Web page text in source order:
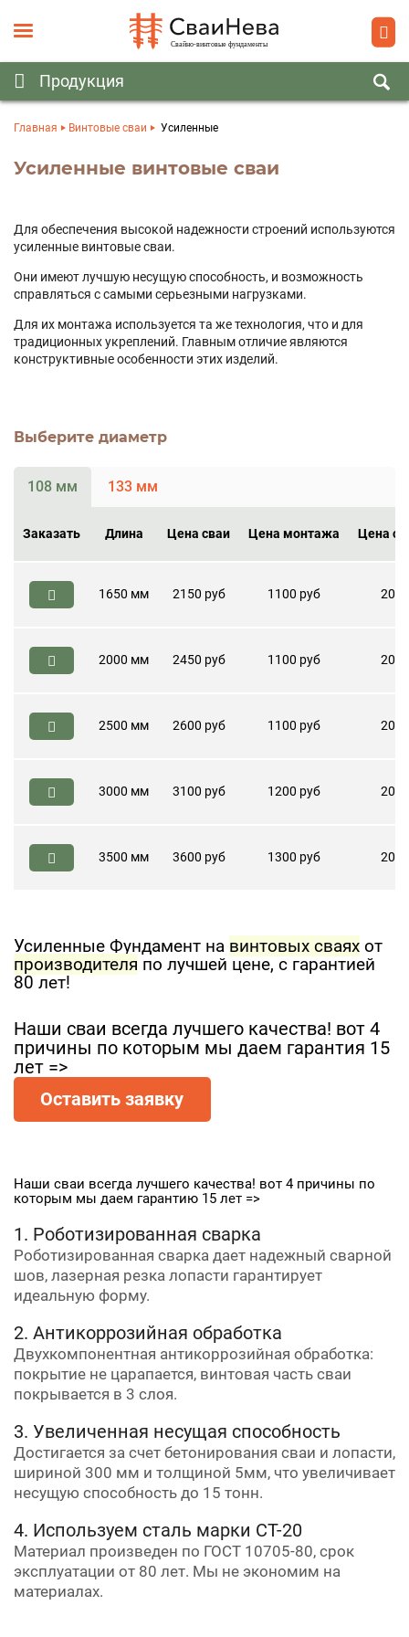
Главная Винтовые сваи Усиленные
Усиленные винтовые сваи
Для обеспечения высокой надежности строений используются
усиленные винтовые сваи.
Они имеют лучшую несущую способность, и возможность
справляться с самыми серьезными нагрузками.
Для их монтажа используется та же технология, что и для
традиционных укреплений. Главным отличие являются
конструктивные особенности этих изделий.
Выберите диаметр
108 мм 133 мм
Заказать Длина Цена сваи Цена монтажа Цена
1650 мм 2150 руб 1100 руб 200
2000 мм 2450 руб 1100 руб 200
2500 мм 2600 руб 1100 руб 200
3000 мм 3100 руб 1200 руб 200
3500 мм 3600 руб 1300 руб 200
Усиленные Фундамент на винтовых сваях от
производителя по лучшей цене, с гарантией
80 лет!
Наши сваи всегда лучшего качества! вот 4
причины по которым мы даем гарантия 15
лет =>
Оставить заявку
Наши сваи всегда лучшего качества! вот 4 причины по
которым мы даем гарантию 15 лет =>
1. Роботизированная сварка
Роботизированная сварка дает надежный сварной
шов, лазерная резка лопасти гарантирует
идеальную форму.
2. Антикоррозийная обработка
Двухкомпонентная антикоррозийная обработка:
покрытие не царапается, винтовая часть сваи
покрывается в 3 слоя.
3. Увеличенная несущая способность
Достигается за счет бетонирования сваи и лопасти,
шириной 300 мм и толщиной 5мм, что увеличивает
несущую способность до 15 тонн.
4. Используем сталь марки СТ-20
Материал произведен по ГОСТ 10705-80, срок
эксплуатации от 80 лет. Мы не экономим на
материалах.